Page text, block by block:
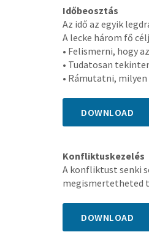
Időbeosztás
Az idő az egyik
A lecke három fő
• Felismerni, hogy
• Tudatosan
• Rámutatni,
DOWNLOAD
Konfliktuskezelés
A konfliktust senki
megismertetheted
DOWNLOAD